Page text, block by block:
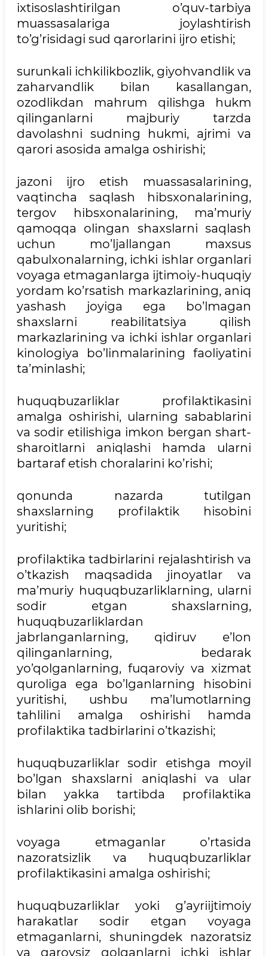
ixtisoslashtirilgan o’quv-tarbiya
muassasalariga joylashtirish
to’g’risidagi sud qarorlarini ijro etishi;
surunkali ichkilikbozlik, giyohvandlik va
zaharvandlik bilan kasallangan,
ozodlikdan mahrum qilishga hukm
qilinganlarni majburiy tarzda
davolashni sudning hukmi, ajrimi va
qarori asosida amalga oshirishi;
jazoni ijro etish muassasalarining,
vaqtincha saqlash hibsxonalarining,
tergov hibsxonalarining, ma’muriy
qamoqqa olingan shaxslarni saqlash
uchun mo’ljallangan maxsus
qabulxonalarning, ichki ishlar organlari
voyaga etmaganlarga ijtimoiy-huquqiy
yordam ko’rsatish markazlarining, aniq
yashash joyiga ega bo’lmagan
shaxslarni reabilitatsiya qilish
markazlarining va ichki ishlar organlari
kinologiya bo’linmalarining faoliyatini
ta’minlashi;
huquqbuzarliklar profilaktikasini
amalga oshirishi, ularning sabablarini
va sodir etilishiga imkon bergan shart-
sharoitlarni aniqlashi hamda ularni
bartaraf etish choralarini ko’rishi;
qonunda nazarda tutilgan
shaxslarning profilaktik hisobini
yuritishi;
profilaktika tadbirlarini rejalashtirish va
o’tkazish maqsadida jinoyatlar va
ma’muriy huquqbuzarliklarning, ularni
sodir etgan shaxslarning,
huquqbuzarliklardan
jabrlanganlarning, qidiruv e’lon
qilinganlarning, bedarak
yo’qolganlarning, fuqaroviy va xizmat
quroliga ega bo’lganlarning hisobini
yuritishi, ushbu ma’lumotlarning
tahlilini amalga oshirishi hamda
profilaktika tadbirlarini o’tkazishi;
huquqbuzarliklar sodir etishga moyil
bo’lgan shaxslarni aniqlashi va ular
bilan yakka tartibda profilaktika
ishlarini olib borishi;
voyaga etmaganlar o’rtasida
nazoratsizlik va huquqbuzarliklar
profilaktikasini amalga oshirishi;
huquqbuzarliklar yoki g’ayriijtimoiy
harakatlar sodir etgan voyaga
etmaganlarni, shuningdek nazoratsiz
va qarovsiz qolganlarni ichki ishlar